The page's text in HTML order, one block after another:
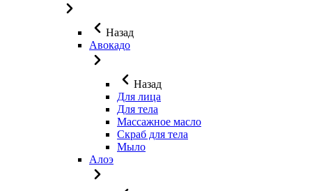
Назад
Авокадо
Назад
Для лица
Для тела
Массажное масло
Скраб для тела
Мыло
Алоэ